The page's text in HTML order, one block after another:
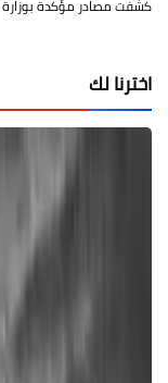
كشفت مصادر مؤكدة بوزارة
اخترنا لك